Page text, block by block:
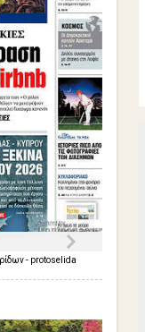
- protoselida